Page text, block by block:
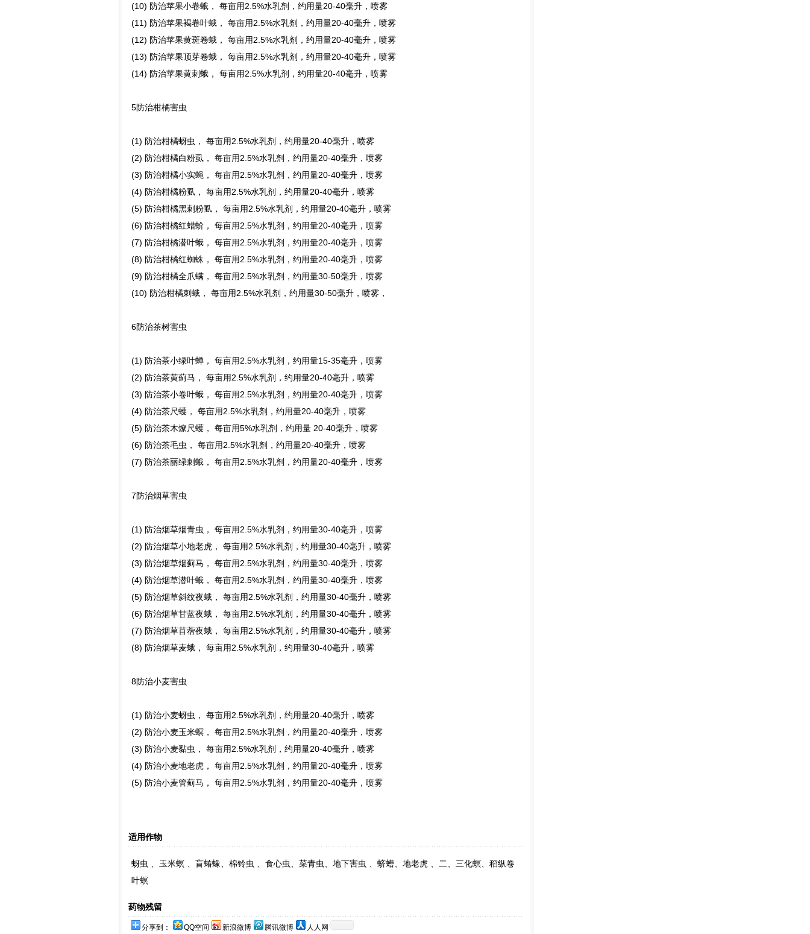
(10) 防治苹果小卷蛾， 每亩用2.5%水乳剂，约用量20-40毫升，喷雾
(11) 防治苹果褐卷叶蛾， 每亩用2.5%水乳剂，约用量20-40毫升，喷雾
(12) 防治苹果黄斑卷蛾， 每亩用2.5%水乳剂，约用量20-40毫升，喷雾
(13) 防治苹果顶芽卷蛾， 每亩用2.5%水乳剂，约用量20-40毫升，喷雾
(14) 防治苹果黄刺蛾， 每亩用2.5%水乳剂，约用量20-40毫升，喷雾
5防治柑橘害虫
(1) 防治柑橘蚜虫， 每亩用2.5%水乳剂，约用量20-40毫升，喷雾
(2) 防治柑橘白粉虱， 每亩用2.5%水乳剂，约用量20-40毫升，喷雾
(3) 防治柑橘小实蝇， 每亩用2.5%水乳剂，约用量20-40毫升，喷雾
(4) 防治柑橘粉虱， 每亩用2.5%水乳剂，约用量20-40毫升，喷雾
(5) 防治柑橘黑刺粉虱， 每亩用2.5%水乳剂，约用量20-40毫升，喷雾
(6) 防治柑橘红蜡蚧， 每亩用2.5%水乳剂，约用量20-40毫升，喷雾
(7) 防治柑橘潜叶蛾， 每亩用2.5%水乳剂，约用量20-40毫升，喷雾
(8) 防治柑橘红蜘蛛， 每亩用2.5%水乳剂，约用量20-40毫升，喷雾
(9) 防治柑橘全爪螨， 每亩用2.5%水乳剂，约用量30-50毫升，喷雾
(10) 防治柑橘刺蛾， 每亩用2.5%水乳剂，约用量30-50毫升，喷雾，
6防治茶树害虫
(1) 防治茶小绿叶蝉， 每亩用2.5%水乳剂，约用量15-35毫升，喷雾
(2) 防治茶黄蓟马， 每亩用2.5%水乳剂，约用量20-40毫升，喷雾
(3) 防治茶小卷叶蛾， 每亩用2.5%水乳剂，约用量20-40毫升，喷雾
(4) 防治茶尺蠖， 每亩用2.5%水乳剂，约用量20-40毫升，喷雾
(5) 防治茶木燎尺蠖， 每亩用5%水乳剂，约用量 20-40毫升，喷雾
(6) 防治茶毛虫， 每亩用2.5%水乳剂，约用量20-40毫升，喷雾
(7) 防治茶丽绿刺蛾， 每亩用2.5%水乳剂，约用量20-40毫升，喷雾
7防治烟草害虫
(1) 防治烟草烟青虫， 每亩用2.5%水乳剂，约用量30-40毫升，喷雾
(2) 防治烟草小地老虎， 每亩用2.5%水乳剂，约用量30-40毫升，喷雾
(3) 防治烟草烟蓟马， 每亩用2.5%水乳剂，约用量30-40毫升，喷雾
(4) 防治烟草潜叶蛾， 每亩用2.5%水乳剂，约用量30-40毫升，喷雾
(5) 防治烟草斜纹夜蛾， 每亩用2.5%水乳剂，约用量30-40毫升，喷雾
(6) 防治烟草甘蓝夜蛾， 每亩用2.5%水乳剂，约用量30-40毫升，喷雾
(7) 防治烟草苜蓿夜蛾， 每亩用2.5%水乳剂，约用量30-40毫升，喷雾
(8) 防治烟草麦蛾， 每亩用2.5%水乳剂，约用量30-40毫升，喷雾
8防治小麦害虫
(1) 防治小麦蚜虫， 每亩用2.5%水乳剂，约用量20-40毫升，喷雾
(2) 防治小麦玉米螟， 每亩用2.5%水乳剂，约用量20-40毫升，喷雾
(3) 防治小麦黏虫， 每亩用2.5%水乳剂，约用量20-40毫升，喷雾
(4) 防治小麦地老虎， 每亩用2.5%水乳剂，约用量20-40毫升，喷雾
(5) 防治小麦管蓟马， 每亩用2.5%水乳剂，约用量20-40毫升，喷雾
适用作物
蚜虫 、玉米螟 、盲蝽蟓、棉铃虫 、食心虫、菜青虫、地下害虫 、蛴螬、地老虎 、二、三化螟、稻纵卷
叶螟
药物残留
分享到： QQ空间 新浪微博 腾讯微博 人人网